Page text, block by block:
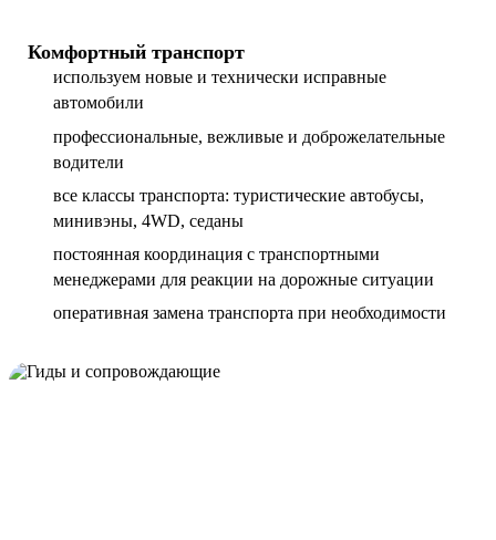
Комфортный транспорт
используем новые и технически исправные
автомобили
профессиональные, вежливые и доброжелательные
водители
все классы транспорта: туристические автобусы,
минивэны, 4WD, седаны
постоянная координация с транспортными
менеджерами для реакции на дорожные ситуации
оперативная замена транспорта при необходимости